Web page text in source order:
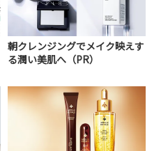
朝クレンジングでメイク映えす
る潤い美肌へ（PR）